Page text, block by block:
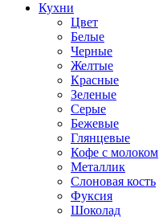
Кухни
Цвет
Белые
Черные
Желтые
Красные
Зеленые
Серые
Бежевые
Глянцевые
Кофе с молоком
Металлик
Слоновая кость
Фуксия
Шоколад